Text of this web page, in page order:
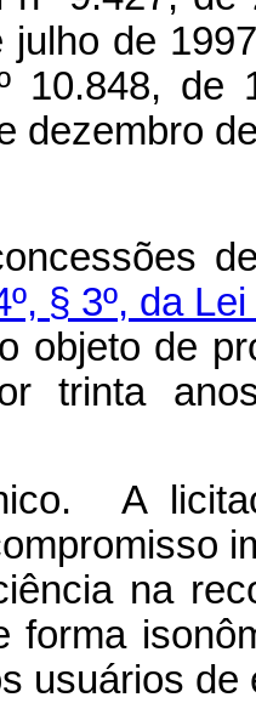
julho de
10.848, de
dezembro
§ 3º, da
objeto de
trinta
A
na
forma
usuários de